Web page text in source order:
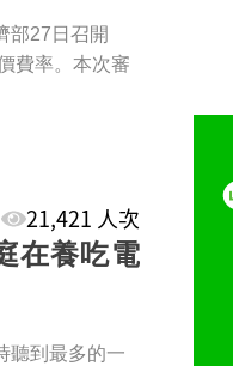
部27日召開
費率。本次審
21,421 人次
在養吃電
聽到最多的一